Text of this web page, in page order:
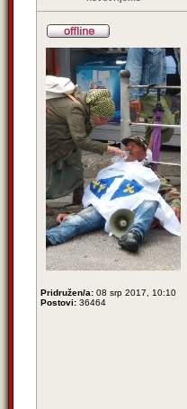
Pridružen/a: 08 srp 2017, 10:10
Postovi: 36464